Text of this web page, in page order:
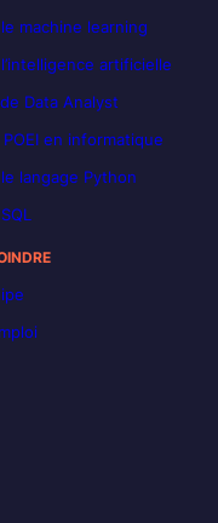
machine learning
artificielle
Data Analyst
en informatique
langage Python